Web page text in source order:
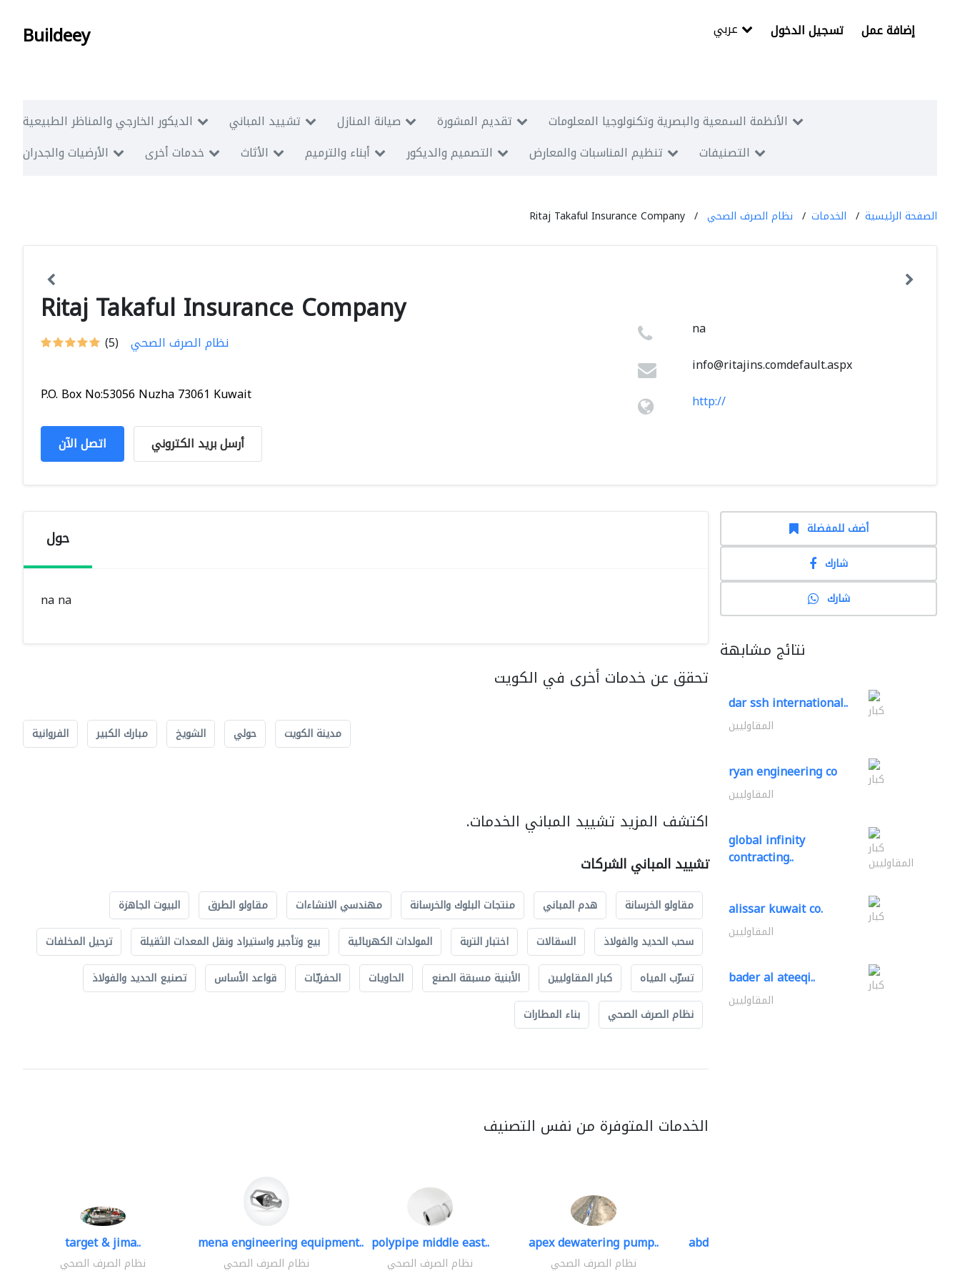
Buildeey تسجيل الدخول إضافة عمل
الديكور الخارجي والمناظر الطبيعية تشييد المباني صيانة المنازل تقديم المشورة
الأنظمة السمعية والبصرية وتكنولوجيا المعلومات
الأرضيات والجدران
خدمات أخرى الأثاث أبناء والترميم التصميم والديكور تنظيم المناسبات والمعارض التصنيفات
الصفحة الرئيسية الخدمات نظام الصرف الصحي Ritaj Takaful Insurance Company
Ritaj Takaful Insurance Company
(5) نظام الصرف الصحي
P.O. Box No:53056 Nuzha 73061 Kuwait
اتصل الآن أرسل بريد الكتروني
na
info@ritajins.comdefault.aspx
http://
حول
na na
تحقق عن خدمات أخرى في الكويت
مدينة الكويت حولي الشويخ مبارك الكبير الفروانية
اكتشف المزيد تشييد المباني الخدمات.
تشييد المباني الشركات
مقاولو الخرسانة هدم المباني منتجات البلوك والخرسانة مهندسي الانشاءات مقاولو الطرق
البيوت الجاهزة
سحب الحديد والفولاذ
السقالات اختبار التربة المولدات الكهربائية بيع وتأجير واستيراد ونقل المعدات الثقيلة
ترحيل المخلفات
تسرّب المياه
كبار المقاوليين الأبنية مسبقة الصنع الحاويات الحفريّات قواعد الأساس
تصنيع الحديد والفولاذ
نظام الصرف الصحي
بناء المطارات
الخدمات المتوفرة من نفس التصنيف
target & jima..
نظام الصرف الصحي
mena engineering equipment..
نظام الصرف الصحي
polypipe middle east..
نظام الصرف الصحي
apex dewatering pump..
نظام الصرف الصحي
abdulla subaih drainage..
أضف للمفضلة
شارك
شارك
نتائج مشابهة
dar ssh international.. كبار
المقاوليين
ryan engineering co كبار
المقاوليين
global infinity
contracting.. كبار
المقاوليين
alissar kuwait co. كبار
المقاوليين
bader al ateeqi.. كبار
المقاوليين